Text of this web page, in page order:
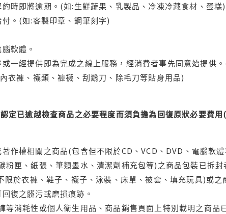
時即將逾期。(如:生鮮蔬果、乳製品、冷凍冷藏食材、蛋糕)
。(如:客製印章、鋼筆刻字)
軟體。
一經提供即為完成之線上服務，經消費者事先同意始提供
衣褲、襪類、褲襪、刮鬍刀、除毛刀等貼身用品)
定已逾越檢查商品之必要程度而須負擔為回復原狀必要費
作權相關之商品(包含但不限於CD、VCD、DVD、電腦軟
粉匣、紙張、筆類墨水、清潔劑補充包等)之商品包裝已拆
於衣褲、鞋子、襪子、泳裝、床單、被套、填充玩具)或
復之髒污或磨損痕跡。
等消耗性或個人衛生用品、商品銷售頁面上特別載明之商